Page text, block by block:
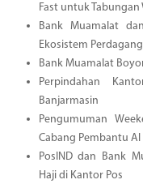
Fast untuk Tabungan
Bank Muamalat
Ekosistem
Bank Muamalat
Perpindahan
Banjarmasin
Pengumuman
Cabang Pembantu Al
PosIND dan Bank
Haji di Kantor Pos